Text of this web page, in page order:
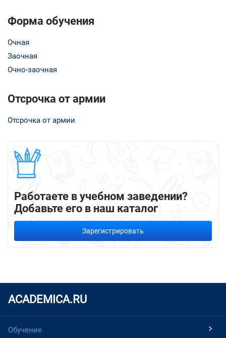
Форма обучения
Очная
Заочная
Очно-заочная
Отсрочка от армии
Отсрочка от армии
Работаете в учебном заведении?
Добавьте его в наш каталог
Зарегистрировать
ACADEMICA.RU
Обучение